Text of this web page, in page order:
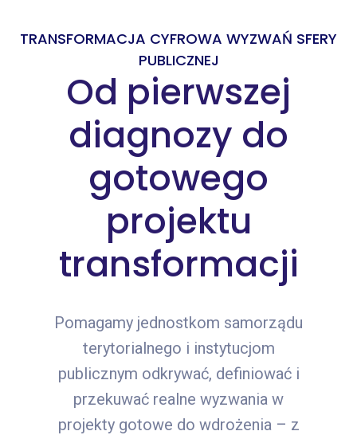
TRANSFORMACJA CYFROWA WYZWAŃ SFERY
PUBLICZNEJ
Od pierwszej
diagnozy do
gotowego
projektu
transformacji
Pomagamy jednostkom samorządu
terytorialnego i instytucjom
publicznym odkrywać, definiować i
przekuwać realne wyzwania w
projekty gotowe do wdrożenia – z